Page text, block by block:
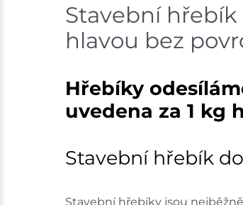
Stavební
hlavou bez
Hřebíky
uvedena za 1 kg
Stavební hřebík
Stavební hřebíky jsou